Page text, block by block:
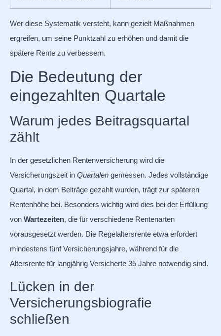
Wer diese Systematik versteht, kann gezielt Maßnahmen
ergreifen, um seine Punktzahl zu erhöhen und damit die
spätere Rente zu verbessern.
Die Bedeutung der
eingezahlten Quartale
Warum jedes Beitragsquartal
zählt
In der gesetzlichen Rentenversicherung wird die
Versicherungszeit in Quartalen gemessen. Jedes vollständige
Quartal, in dem Beiträge gezahlt wurden, trägt zur späteren
Rentenhöhe bei. Besonders wichtig wird dies bei der Erfüllung
von Wartezeiten, die für verschiedene Rentenarten
vorausgesetzt werden. Die Regelaltersrente etwa erfordert
mindestens fünf Versicherungsjahre, während für die
Altersrente für langjährig Versicherte 35 Jahre notwendig sind.
Lücken in der
Versicherungsbiografie
schließen